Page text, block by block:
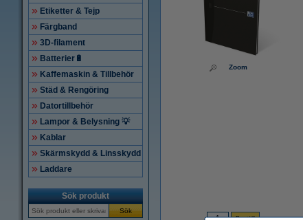
Etiketter & Tejp
Färgband
3D-filament
Batterier🔋
Kaffemaskin & Tillbehör
Städ & Rengöring
Datortillbehör
Lampor & Belysning 💡
Kablar
Skärmskydd & Linsskydd
Laddare
Sök produkt
Sök
Zoom